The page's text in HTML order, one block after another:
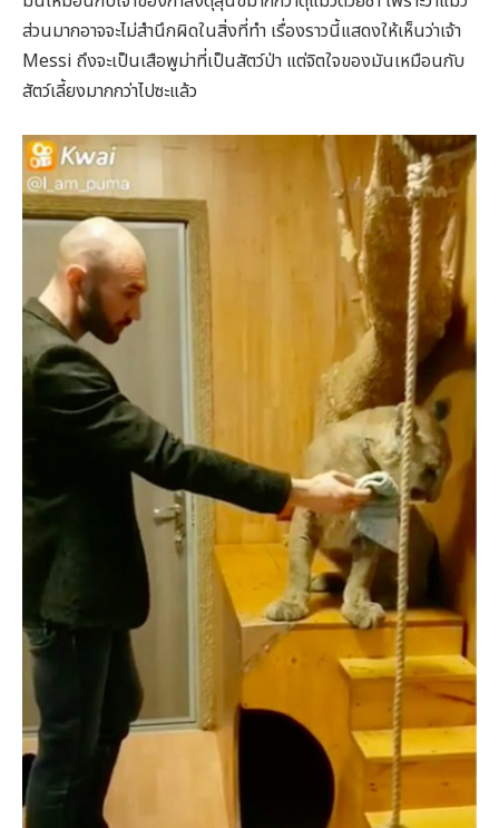
ส่วนมากอาจจะไม่สำนึกผิดในสิ่งที่ทำ เรื่องราวนี้แสดงให้เห็นว่าเจ้า
Messi ถึงจะเป็นเสือพูม่าที่เป็นสัตว์ป่า แต่จิตใจของมันเหมือนกับ
สัตว์เลี้ยงมากกว่าไปซะแล้ว